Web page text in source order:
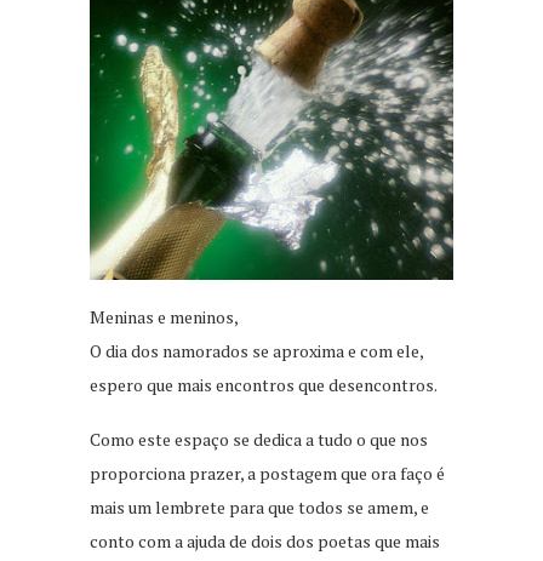
Meninas e meninos,
O dia dos namorados se aproxima e com ele,
espero que mais encontros que desencontros.
Como este espaço se dedica a tudo o que nos
proporciona prazer, a postagem que ora faço é
mais um lembrete para que todos se amem, e
conto com a ajuda de dois dos poetas que mais